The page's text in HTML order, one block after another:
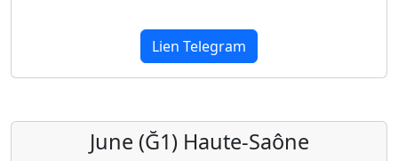
Lien Telegram
June (Ğ1) Haute-Saône